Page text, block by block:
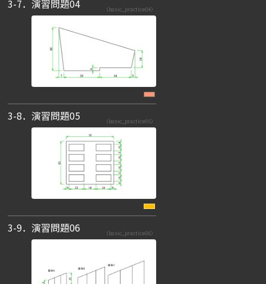
3-7．演習問題04 （basic_practice04）
3-8．演習問題05 （basic_practice05）
3-9．演習問題06 （basic_practice06）